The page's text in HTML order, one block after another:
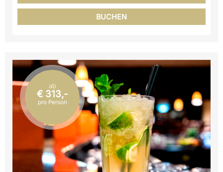
BUCHEN
ab
€ 313,-
pro Person